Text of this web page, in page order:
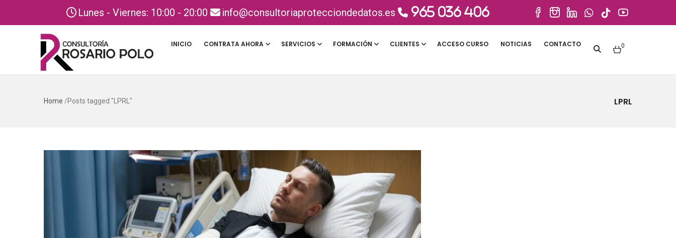
Lunes - Viernes: 10:00 - 20:00 info@consultoriaprotecciondedatos.es 965 036 406
INICIO CONTRATA AHORA SERVICIOS FORMACIÓN CLIENTES ACCESO CURSO NOTICIAS CONTACTO 0
LPRL
Home /Posts tagged "LPRL"